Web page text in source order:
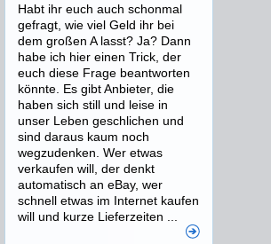
Habt ihr euch auch schonmal
gefragt, wie viel Geld ihr bei
dem großen A lasst? Ja? Dann
habe ich hier einen Trick, der
euch diese Frage beantworten
könnte. Es gibt Anbieter, die
haben sich still und leise in
unser Leben geschlichen und
sind daraus kaum noch
wegzudenken. Wer etwas
verkaufen will, der denkt
automatisch an eBay, wer
schnell etwas im Internet kaufen
will und kurze Lieferzeiten ...